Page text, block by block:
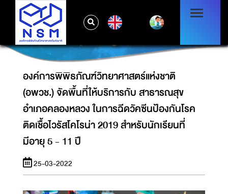
จัดพื้นที่ให้บริการกับ สาธารณสุขอำเภอ
คลองหลวง ในการฉีดวัคซีนป้องกันโรคติดเชื้อ
ไวรัสโคโรน่า 2019 สำหรับนักเรียนที่มีอายุ 5 - 11
ปี
องค์การพิพิธภัณฑ์วิทยาศาสตร์แห่งชาติ
(อพวช.) จัดพื้นที่ให้บริการกับ สาธารณสุข
อำเภอคลองหลวง ในการฉีดวัคซีนป้องกันโรค
ติดเชื้อไวรัสโคโรน่า 2019 สำหรับนักเรียนที่
มีอายุ 5 - 11 ปี
25-03-2022